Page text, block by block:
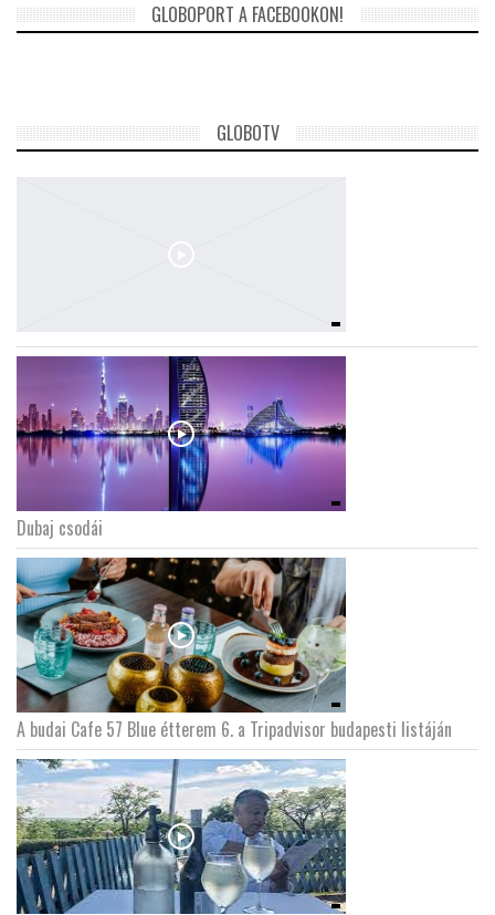
GLOBOPORT A FACEBOOKON!
GLOBOTV
Dubaj csodái
A budai Cafe 57 Blue étterem 6. a Tripadvisor budapesti listáján